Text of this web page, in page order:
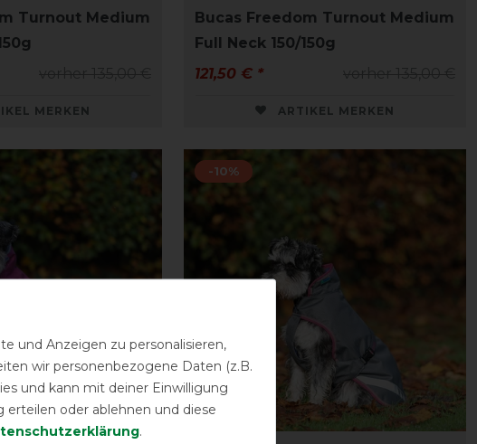
Turnout Medium
MERKEN
Bucas Freedom Turnout Medium
Full Neck 150/150g
121,50 € *
ARTIKEL MERKEN
Neu
-10%
und Anzeigen zu personalisieren,
wir personenbezogene Daten (z.B.
und kann mit deiner Einwilligung
oder ablehnen und diese
.